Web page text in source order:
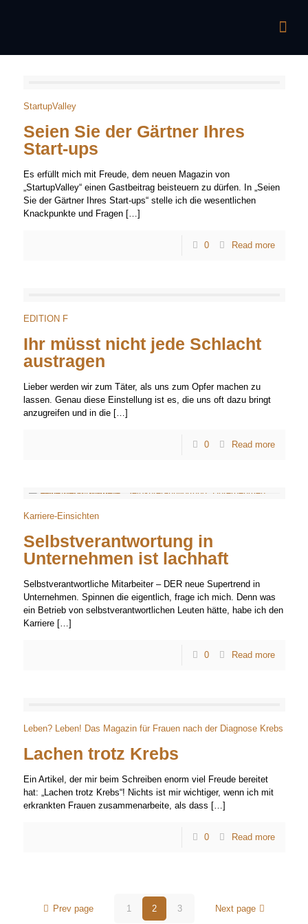
StartupValley
Seien Sie der Gärtner Ihres
Start-ups
Es erfüllt mich mit Freude, dem neuen Magazin von
„StartupValley“ einen Gastbeitrag beisteuern zu dürfen. In „Seien
Sie der Gärtner Ihres Start-ups“ stelle ich die wesentlichen
Knackpunkte und Fragen[…]
0 Read more
EDITION F
Ihr müsst nicht jede Schlacht
austragen
Lieber werden wir zum Täter, als uns zum Opfer machen zu
lassen. Genau diese Einstellung ist es, die uns oft dazu bringt
anzugreifen und in die[…]
0 Read more
Karriere-Einsichten
Selbstverantwortung in
Unternehmen ist lachhaft
Selbstverantwortliche Mitarbeiter – DER neue Supertrend in
Unternehmen. Spinnen die eigentlich, frage ich mich. Denn was
ein Betrieb von selbstverantwortlichen Leuten hätte, habe ich den
Karriere[…]
0 Read more
Leben? Leben! Das Magazin für Frauen nach der Diagnose Krebs
Lachen trotz Krebs
Ein Artikel, der mir beim Schreiben enorm viel Freude bereitet
hat: „Lachen trotz Krebs“! Nichts ist mir wichtiger, wenn ich mit
erkrankten Frauen zusammenarbeite, als dass […]
0 Read more
Prev page 1 2 3 Next page